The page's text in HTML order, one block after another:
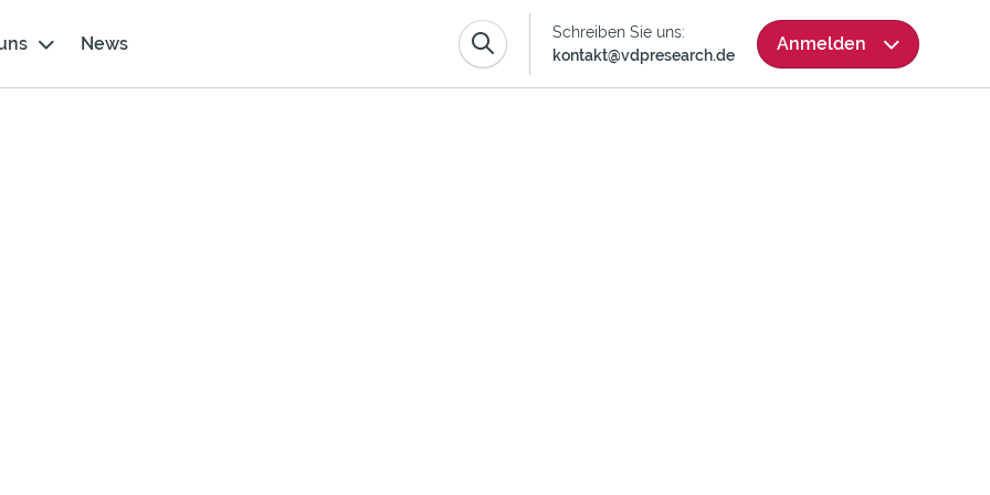
News
Schreiben Sie uns:
kontakt@vdpresearch.de
Skip
Navigation
Anmelden